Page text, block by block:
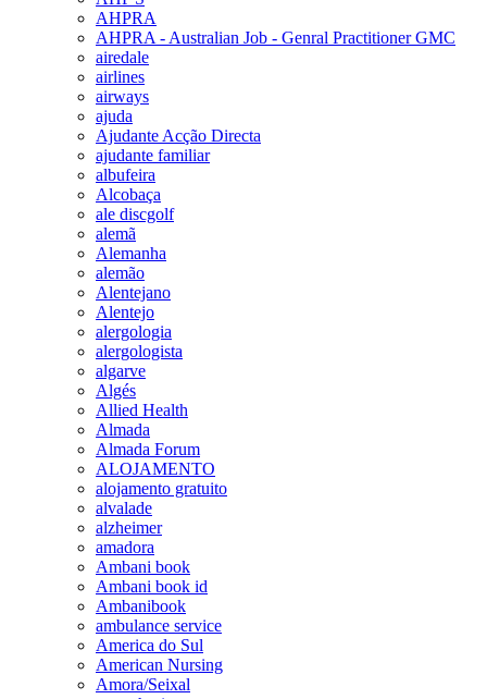
AHPRA
AHPRA - Australian Job - Genral Practitioner GMC
airedale
airlines
airways
ajuda
Ajudante Acção Directa
ajudante familiar
albufeira
Alcobaça
ale discgolf
alemã
Alemanha
alemão
Alentejano
Alentejo
alergologia
alergologista
algarve
Algés
Allied Health
Almada
Almada Forum
ALOJAMENTO
alojamento gratuito
alvalade
alzheimer
amadora
Ambani book
Ambani book id
Ambanibook
ambulance service
America do Sul
American Nursing
Amora/Seixal